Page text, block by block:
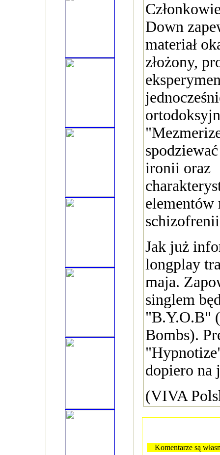
Down
materiał
złożony,
ironii oraz
elementów
Jak już
longplay
maja.
singlem
"B.Y.O.B"
Bombs).
dopiero na
(VIVA
Komentarze są